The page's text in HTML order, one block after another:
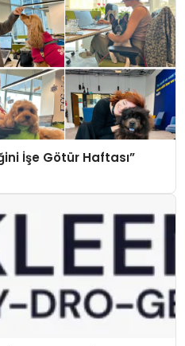
İşe Götür Haftası”